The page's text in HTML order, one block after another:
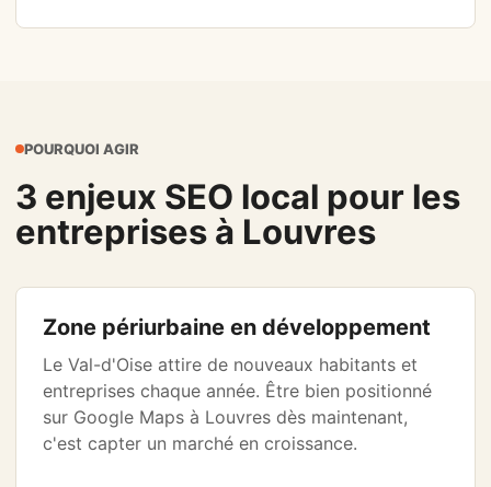
POURQUOI AGIR
3 enjeux SEO local pour les
entreprises à Louvres
Zone périurbaine en développement
Le Val-d'Oise attire de nouveaux habitants et
entreprises chaque année. Être bien positionné
sur Google Maps à Louvres dès maintenant,
c'est capter un marché en croissance.